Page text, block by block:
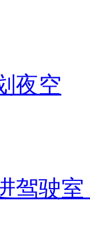
夜空
驾驶